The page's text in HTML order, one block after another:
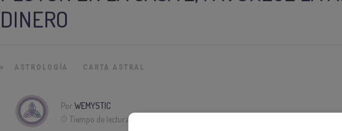
DINERO
» ASTROLOGÍA CARTA ASTRAL
Por WEMYSTIC
Tiempo de lectura: